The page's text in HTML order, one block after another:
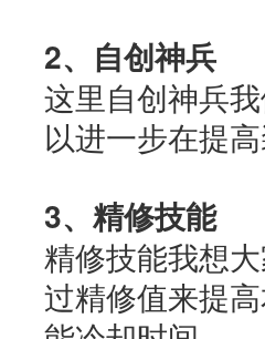
2、自创神兵
这里自创神兵
以进一步在提
3、精修技能
精修技能我想
过精修值来提